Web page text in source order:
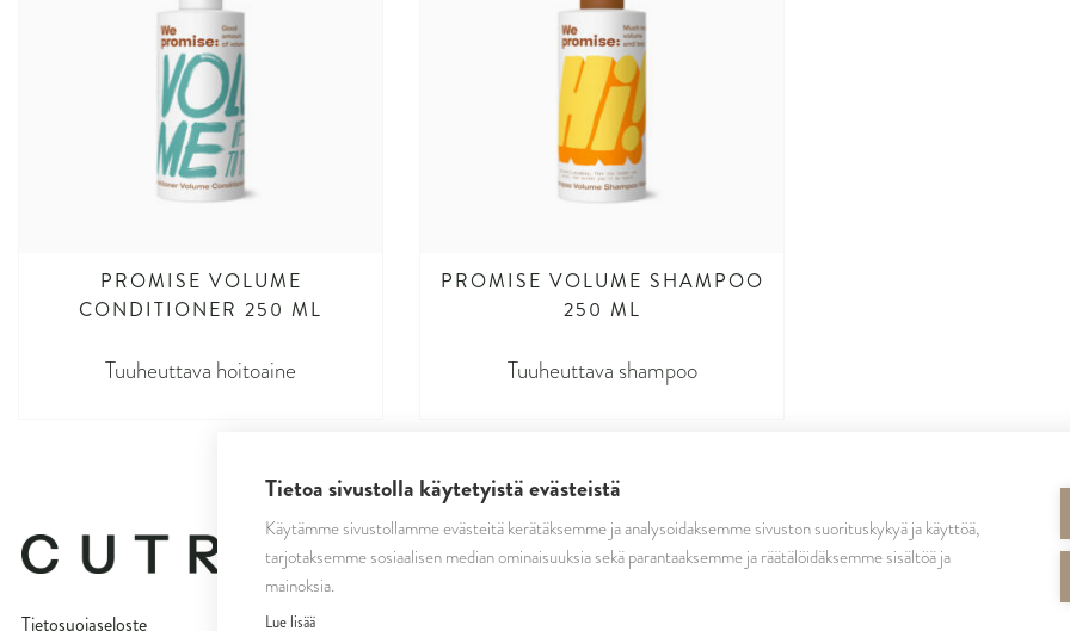
PROMISE VOLUME
CONDITIONER 250 ML
Tuuheuttava hoitoaine
PROMISE VOLUME SHAMPOO
250 ML
Tuuheuttava shampoo
Tietosuojaseloste
SEURAA MEITÄ
Tietoa sivustolla käytetyistä evästeistä
Käytämme sivustollamme evästeitä kerätäksemme ja analysoidaksemme sivuston suorituskykyä ja käyttöä,
tarjotaksemme sosiaalisen median ominaisuuksia sekä parantaaksemme ja räätälöidäksemme sisältöä ja
mainoksia.
Lue lisää